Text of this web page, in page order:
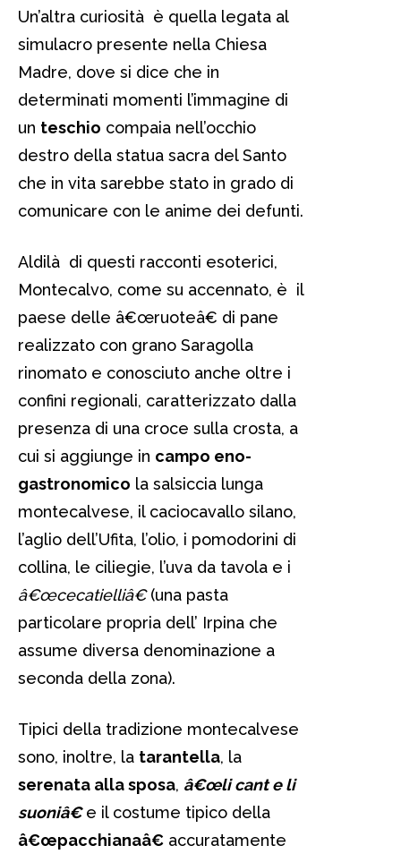
Un’altra curiosità è quella legata al
simulacro presente nella Chiesa
Madre, dove si dice che in
determinati momenti l’immagine di
un teschio compaia nell’occhio
destro della statua sacra del Santo
che in vita sarebbe stato in grado di
comunicare con le anime dei defunti.
Aldilà di questi racconti esoterici,
Montecalvo, come su accennato, è il
paese delle â€œruoteâ€ di pane
realizzato con grano Saragolla
rinomato e conosciuto anche oltre i
confini regionali, caratterizzato dalla
presenza di una croce sulla crosta, a
cui si aggiunge in campo eno-
gastronomico la salsiccia lunga
montecalvese, il caciocavallo silano,
l’aglio dell’Ufita, l’olio, i pomodorini di
collina, le ciliegie, l’uva da tavola e i
â€œcecatielliâ€(una pasta
particolare propria dell’ Irpina che
assume diversa denominazione a
seconda della zona).
Tipici della tradizione montecalvese
sono, inoltre, la tarantella, la
serenata alla sposa, â€œli cant e li
suoniâ€e il costume tipico della
â€œpacchianaâ€ accuratamente